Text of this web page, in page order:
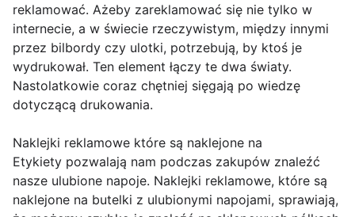
reklamować. Ażeby zareklamować się nie tylko w
internecie, a w świecie rzeczywistym, między innymi
przez bilbordy czy ulotki, potrzebują, by ktoś je
wydrukował. Ten element łączy te dwa światy.
Nastolatkowie coraz chętniej sięgają po wiedzę
dotyczącą drukowania.
Naklejki reklamowe które są naklejone na
Etykiety pozwalają nam podczas zakupów znaleźć
nasze ulubione napoje. Naklejki reklamowe, które są
naklejone na butelki z ulubionymi napojami, sprawiają,